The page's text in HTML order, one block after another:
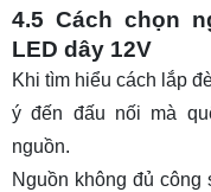
4.5 Cách chọn
LED dây 12V
Khi tìm hiểu cách lắp
ý đến đấu nối mà
nguồn.
Nguồn không đủ công